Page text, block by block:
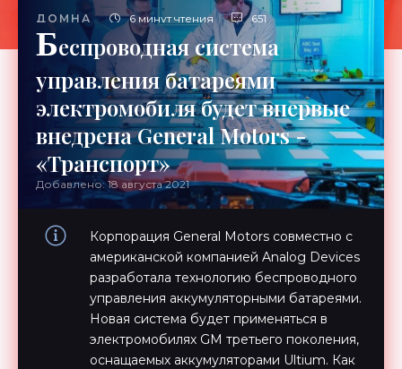
ДОМНА 6 минут чтения 651
Беспроводная система
управления батареями
электромобиля будет впервые
внедрена General Motors -
«Транспорт»
Добавлено: 18 августа 2021
Корпорация General Motors совместно с
американской компанией Analog Devices
разработала технологию беспроводного
управления аккумуляторными батареями.
Новая система будет применяться в
электромобилях GM третьего поколения,
оснащаемых аккумуляторами Ultium. Как